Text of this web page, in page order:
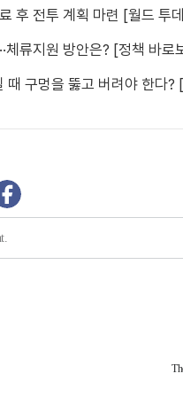
후 전투 계획 마련 [월드 투
체류지원 방안은? [정책 바로
때 구멍을 뚫고 버려야 한다?